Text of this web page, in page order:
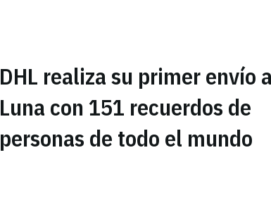
DHL realiza su primer envío
Luna con 151 recuerdos de
personas de todo el mundo